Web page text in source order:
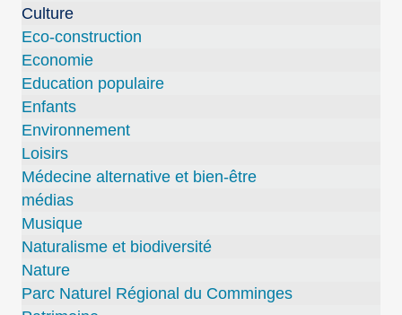
Culture
Eco-construction
Economie
Education populaire
Enfants
Environnement
Loisirs
Médecine alternative et bien-être
médias
Musique
Naturalisme et biodiversité
Nature
Parc Naturel Régional du Comminges